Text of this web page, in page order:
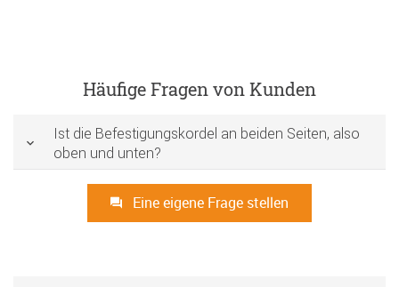
Häufige Fragen von Kunden
Ist die Befestigungskordel an beiden Seiten, also
oben und unten?
Eine eigene Frage stellen